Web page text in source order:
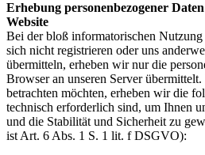
Erhebung personenbezogener
Website
Bei der bloß informatorischen
sich nicht registrieren oder uns
übermitteln, erheben wir nur die
Browser an unseren Server
betrachten möchten, erheben wir die
technisch erforderlich sind, um Ihnen
und die Stabilität und Sicherheit zu
ist Art. 6 Abs. 1 S. 1 lit. f DSGVO):